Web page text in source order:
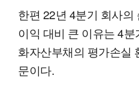
한편 22년 4분기 회사의
이익 대비 큰 이유는 4
화자산부채의 평가손실
문이다.